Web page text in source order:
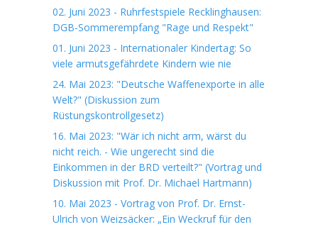
02. Juni 2023 - Ruhrfestspiele Recklinghausen:
DGB-Sommerempfang "Rage und Respekt"
01. Juni 2023 - Internationaler Kindertag: So
viele armutsgefährdete Kindern wie nie
24. Mai 2023: "Deutsche Waffenexporte in alle
Welt?" (Diskussion zum
Rüstungskontrollgesetz)
16. Mai 2023: "Wär ich nicht arm, wärst du
nicht reich. - Wie ungerecht sind die
Einkommen in der BRD verteilt?" (Vortrag und
Diskussion mit Prof. Dr. Michael Hartmann)
10. Mai 2023 - Vortrag von Prof. Dr. Ernst-
Ulrich von Weizsäcker: „Ein Weckruf für den